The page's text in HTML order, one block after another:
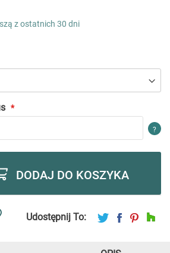
z ostatnich 30 dni
?
DODAJ DO KOSZYKA
Udostępnij To: